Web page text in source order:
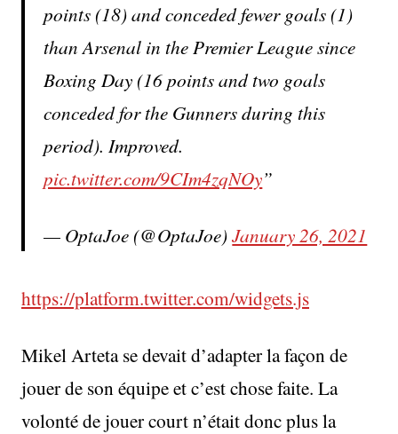
points (18) and conceded fewer goals (1)
than Arsenal in the Premier League since
Boxing Day (16 points and two goals
conceded for the Gunners during this
period). Improved.
pic.twitter.com/9CIm4zqNOy
— OptaJoe (@OptaJoe)January 26, 2021
https://platform.twitter.com/widgets.js
Mikel Arteta se devait d’adapter la façon de
jouer de son équipe et c’est chose faite. La
volonté de jouer court n’était donc plus la